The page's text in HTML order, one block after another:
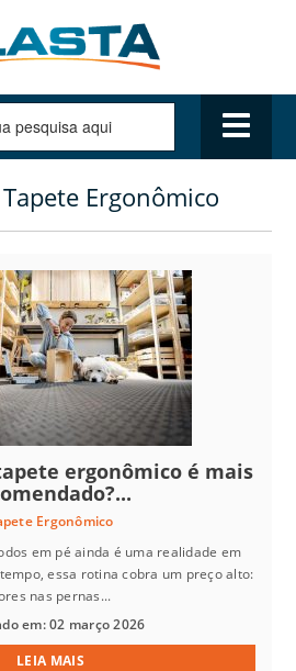
Tapete Ergonômico
ergonômico é mais
Ergonômico
em pé ainda é uma realidade em
essa rotina cobra um preço alto:
nas pernas...
em: 02 março 2026
LEIA MAIS